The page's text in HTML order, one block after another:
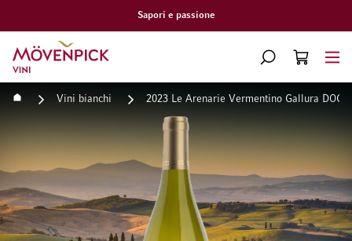
Sapori e passione
Vai alla Home Page
CERCA CARTMinicart
Home Vini bianchi 2023 Le Arenarie Vermentino Gallura
Vai alla fine della galleria di immagini